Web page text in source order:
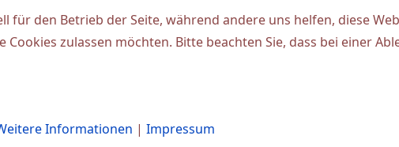
für den Betrieb der Seite, während andere uns helfen, diese
Cookies zulassen möchten. Bitte beachten Sie, dass bei einer
Informationen | Impressum